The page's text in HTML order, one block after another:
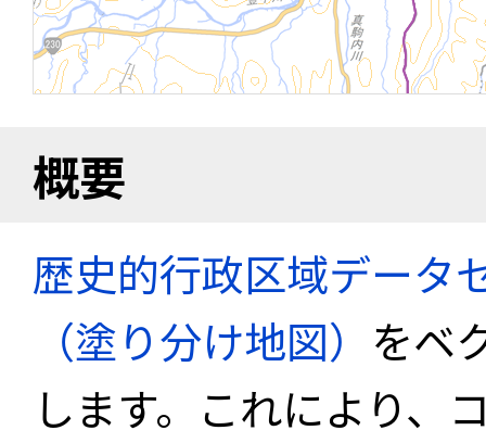
概要
歴史的行政区域データ
（塗り分け地図） をベ
します。これにより、